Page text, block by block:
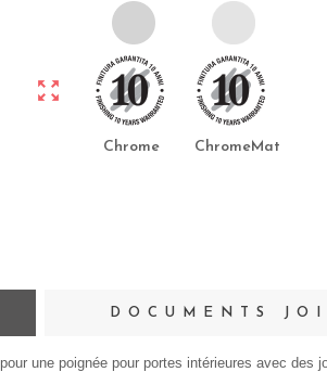
zoom_out_map
Chrome ChromeMat
DOCUMENTS
pour une poignée pour portes intérieures avec